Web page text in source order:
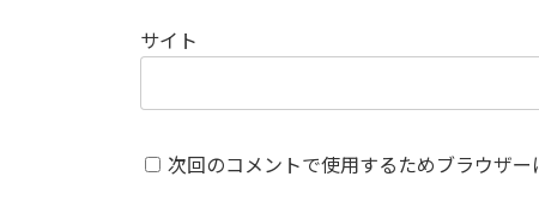
サイト
次回のコメントで使用するためブラウザ